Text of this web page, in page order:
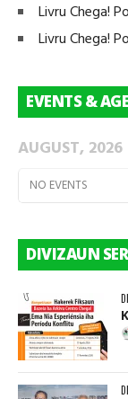
Livru Chega!
Livru Chega!
EVENTS &
AUGUST, 2026
NO EVENTS
DIVIZAUN